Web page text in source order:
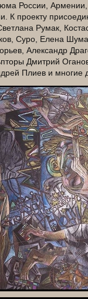
России,
К проекту
Румак,
Суро, Елена
Александр
Дмитрий
Плиев и многие